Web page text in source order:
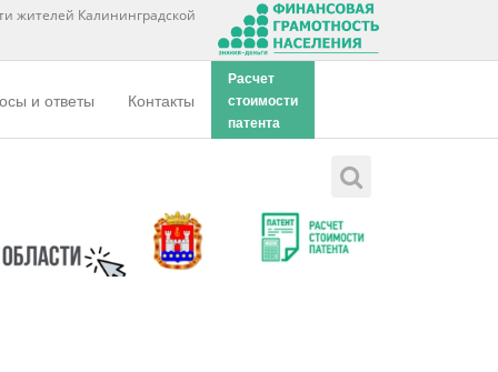
жителей Калининградской
и ответы Контакты
Расчет
стоимости
патента